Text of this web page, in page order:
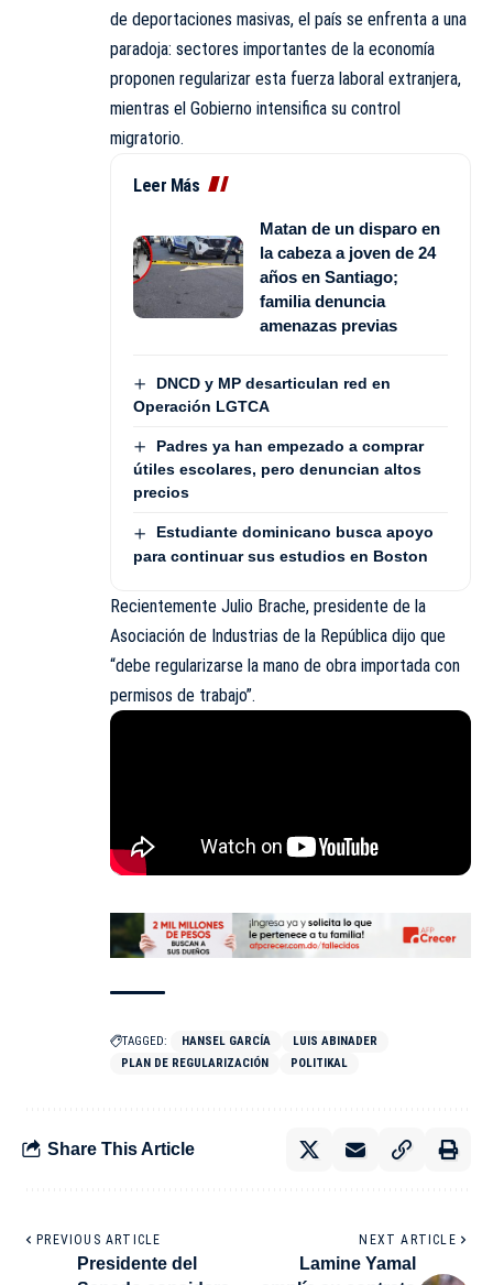
de deportaciones masivas, el país se enfrenta a una
paradoja: sectores importantes de la economía
proponen regularizar esta fuerza laboral extranjera,
mientras el Gobierno intensifica su control
migratorio.
Leer Más
Matan de un disparo en
la cabeza a joven de 24
años en Santiago;
familia denuncia
amenazas previas
DNCD y MP desarticulan red en
Operación LGTCA
Padres ya han empezado a comprar
útiles escolares, pero denuncian altos
precios
Estudiante dominicano busca apoyo
para continuar sus estudios en Boston
Recientemente Julio Brache, presidente de la
Asociación de Industrias de la República dijo que
“debe regularizarse la mano de obra importada con
permisos de trabajo”.
TAGGED: HANSEL GARCÍA
LUIS ABINADER
PLAN DE REGULARIZACIÓN
POLITIKAL
Share This Article
PREVIOUS ARTICLE
Presidente del
NEXT ARTICLE
Lamine Yamal